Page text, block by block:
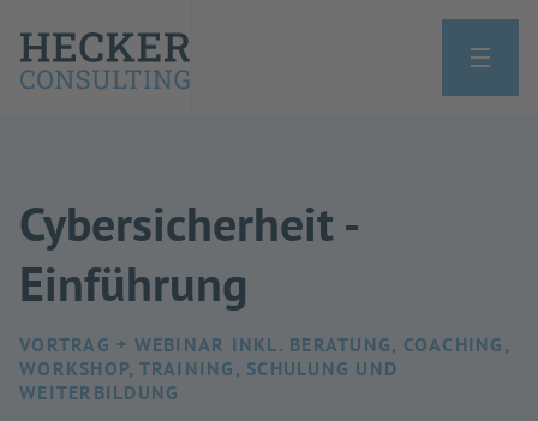
Cybersicherheit -
Einführung
VORTRAG + WEBINAR INKL. BERATUNG, COACHING,
WORKSHOP, TRAINING, SCHULUNG UND
WEITERBILDUNG